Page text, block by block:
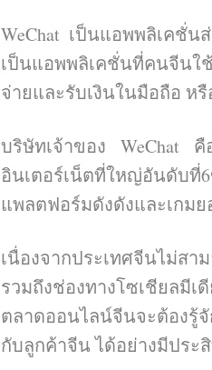
WeChat เป็นแอพพลิเคชั่
เป็นแอพพลิเคชั่นที่คนจีนใ
จ่ายและรับเงินในมือถือ ห
บริษัทเจ้าของ WeChat
อินเตอร์เน็ตที่ใหญ่อันดับที่
แพลตฟอร์มดังดังและเกมยอ
เนื่องจากประเทศจีนไม่สา
รวมถึงช่องทางโซเชียลมี
ตลาดออนไลน์จีนจะต้องรู้
กับลูกค้าจีน ได้อย่างมีประ